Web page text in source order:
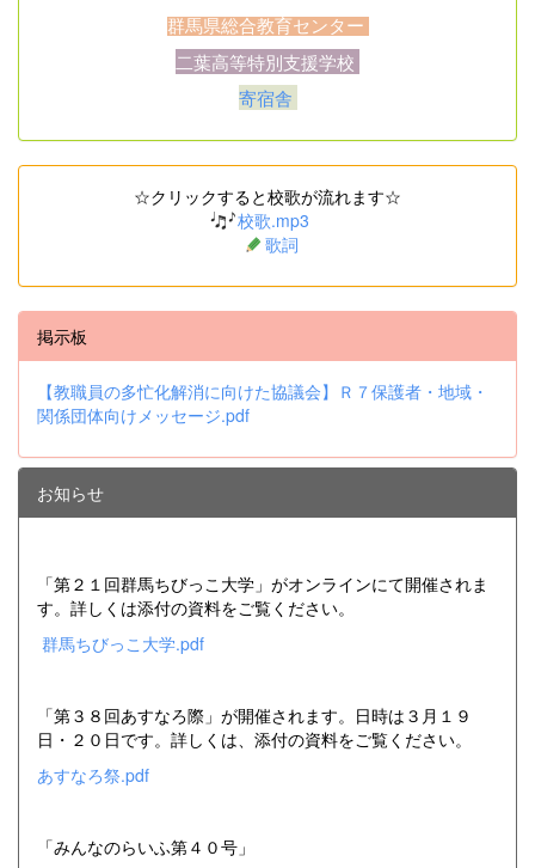
群馬県総合教育センター
二葉高等特別支援学校
寄宿舎
☆クリックすると校歌が流れます☆
校歌.mp3
歌詞
掲示板
【教職員の多忙化解消に向けた協議会】Ｒ７保護者・地域・
関係団体向けメッセージ.pdf
お知らせ
「第２１回群馬ちびっこ大学」がオンラインにて開催されま
す。詳しくは添付の資料をご覧ください。
群馬ちびっこ大学.pdf
「第３８回あすなろ際」が開催されます。日時は３月１９
日・２０日です。詳しくは、添付の資料をご覧ください。
あすなろ祭.pdf
「みんなのらいふ第４０号」